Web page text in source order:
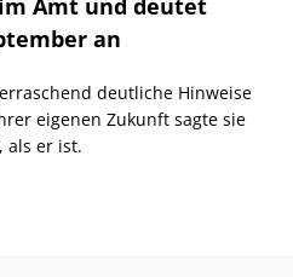
Amt und deutet
an
deutliche Hinweise
eigenen Zukunft sagte sie
als er ist.